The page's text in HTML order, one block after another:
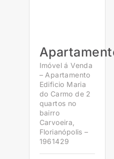
Imóvel á Venda
– Apartamento
Edificio Maria
do Carmo de 2
quartos no
bairro
Carvoeira,
Florianópolis –
1961429